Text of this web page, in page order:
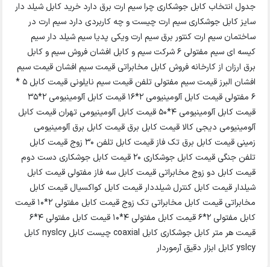
جدول انتخاب کابل جوشکاری چرا سیم ارت برق دارد خرید کابل شیلد دار
سایز کابل جوشکاری سیم ارت چیست و چه کاربردی دارد سیم ارت در
ساختمان سیم ارت کنتور برق سیم ارت ویکی پدیا سیم شیلد دار سیم
کیسه ای سیم مفتولی 6 شرکت سیم و کابل افشان فروش سیم و کابل
برق ارزان از کارخانه فروش کابل مخابراتی قیمت سیم افشان قیمت سیم
افشان البرز قیمت سیم مفتولی تلفن قیمت سیم نایلونی قیمت کابل 5 *
6 مفتولی قیمت کابل آلومینیومی 2*16 قیمت کابل آلومینیومی 2*35
قیمت کابل آلومینیومی 4*50 قیمت کابل آلومینیومی تهران قیمت کابل
آلومینیومی دیجی کالا قیمت کابل برق قیمت کابل برق آلومینیومی
زمینی قیمت کابل برق تک فاز قیمت کابل تلفن 30 زوج قیمت کابل
تلفن جنگی قیمت کابل جوشکاری ۲۰ قیمت کابل جوشکاری دست دوم
قیمت کابل دو زوج مخابراتی قیمت کابل سه فاز مفتولی قیمت کابل
شیلدار قیمت کابل کنترل شیلددار قیمت کابل کواکسیال قیمت کابل
مخابراتی قیمت کابل مخابراتی تک زوج قیمت کابل مفتولی 2*10 قیمت
کابل مفتولی 2*6 قیمت کابل مفتولی 4*10 قیمت کابل مفتولی 4*6
قیمت هر متر کابل جوشکاری کابل coaxial چیست کابل nyslcy کابل
yslcy کابل ابزار دقیق آرموردار